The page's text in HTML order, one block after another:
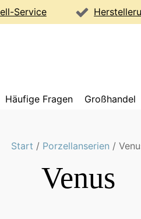
Service
Häufige Fragen Großhandel
Start / Porzellanserien /
Venus